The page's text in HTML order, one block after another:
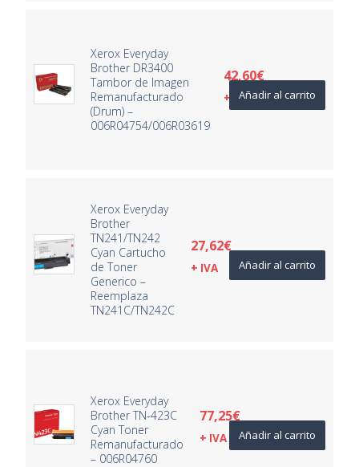
Xerox Everyday
Brother DR3400
Tambor de Imagen
Remanufacturado
(Drum) –
006R04754/006R03619
42,60€
+ IVAAñadir al carrito
Xerox Everyday
Brother
TN241/TN242
Cyan Cartucho
de Toner
Generico –
Reemplaza
TN241C/TN242C
27,62€
+ IVA Añadir al carrito
Xerox Everyday
Brother TN-423C
Cyan Toner
Remanufacturado
– 006R04760
77,25€
+ IVA Añadir al carrito